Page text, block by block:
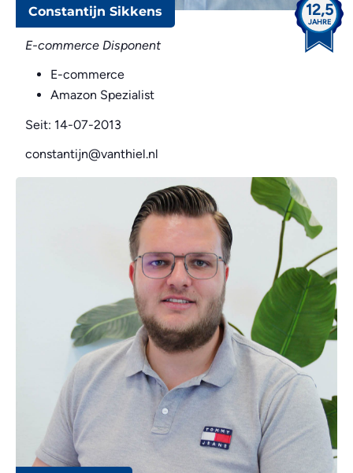
12,5
JAHRE
Constantijn Sikkens
E-commerce Disponent
E-commerce
Amazon Spezialist
Seit: 14-07-2013
constantijn@vanthiel.nl